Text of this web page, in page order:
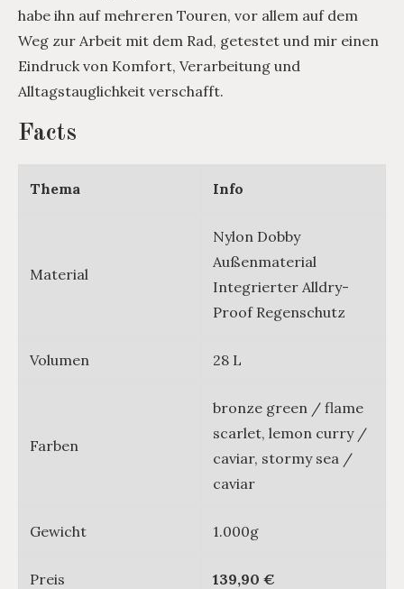
habe ihn auf mehreren Touren, vor allem auf dem
Weg zur Arbeit mit dem Rad, getestet und mir einen
Eindruck von Komfort, Verarbeitung und
Alltagstauglichkeit verschafft.
Facts
Thema Info
Material
Nylon Dobby
Außenmaterial
Integrierter Alldry-
Proof Regenschutz
Volumen 28 L
Farben
bronze green / flame
scarlet, lemon curry /
caviar, stormy sea /
caviar
Gewicht 1.000g
Preis 139,90 €